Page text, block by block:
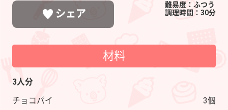
シェア
難易度：ふつう
調理時間：30分
材料
3人分
チョコパイ
3個